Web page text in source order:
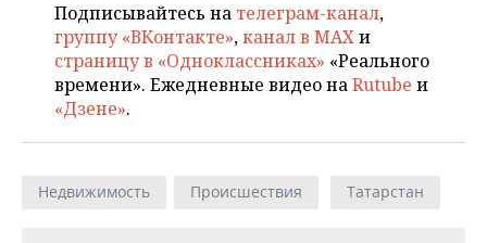
Подписывайтесь на телеграм-канал,
группу «ВКонтакте»,канал в MAXи
страницу в «Одноклассниках» «Реального
времени». Ежедневные видео наRutube и
«Дзене».
Недвижимость Происшествия Татарстан